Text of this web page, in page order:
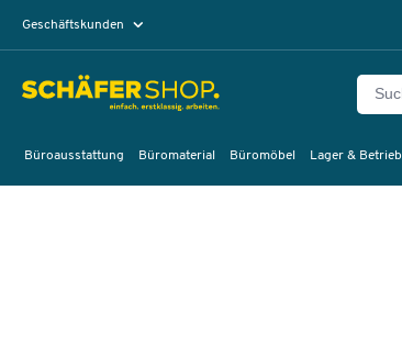
Geschäftskunden
Büroausstattung Büromaterial Büromöbel Lager & Betrieb